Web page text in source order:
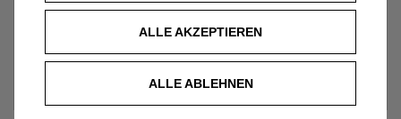
online bei Georg Schmidt GmbH.
KONFIGURATOR
ALLE AKZEPTIEREN
ALLE ABLEHNEN